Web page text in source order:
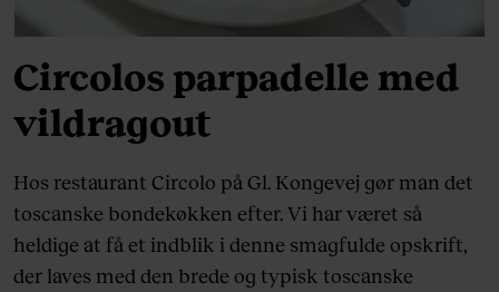
Circolos parpadelle med
vildragout
Hos restaurant Circolo på Gl. Kongevej gør man det
toscanske bondekøkken efter. Vi har været så
heldige at få et indblik i denne smagfulde opskrift,
der laves med den brede og typisk toscanske